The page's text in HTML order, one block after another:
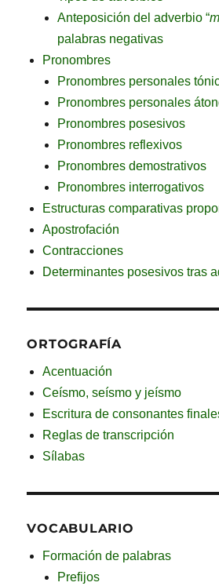
Anteposición del adverbio “
palabras negativas
Pronombres
Pronombres personales
Pronombres personales
Pronombres posesivos
Pronombres reflexivos
Pronombres demostrativos
Pronombres interrogativos
Estructuras comparativas
Apostrofación
Contracciones
Determinantes posesivos tras
ORTOGRAFÍA
Acentuación
Ceísmo, seísmo y jeísmo
Escritura de consonantes
Reglas de transcripción
Sílabas
VOCABULARIO
Formación de palabras
Prefijos